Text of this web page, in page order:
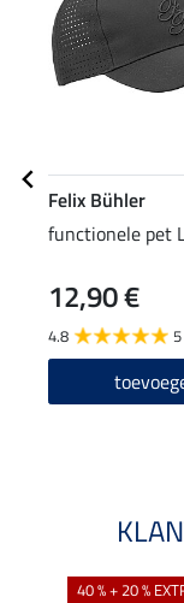
Felix Bühler
functionele pet
12,90 €
4.8 5
40 % + 20 %